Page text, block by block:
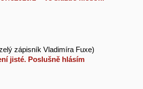
zápisník Vladimíra Fuxe)
jisté. Poslušně hlásím